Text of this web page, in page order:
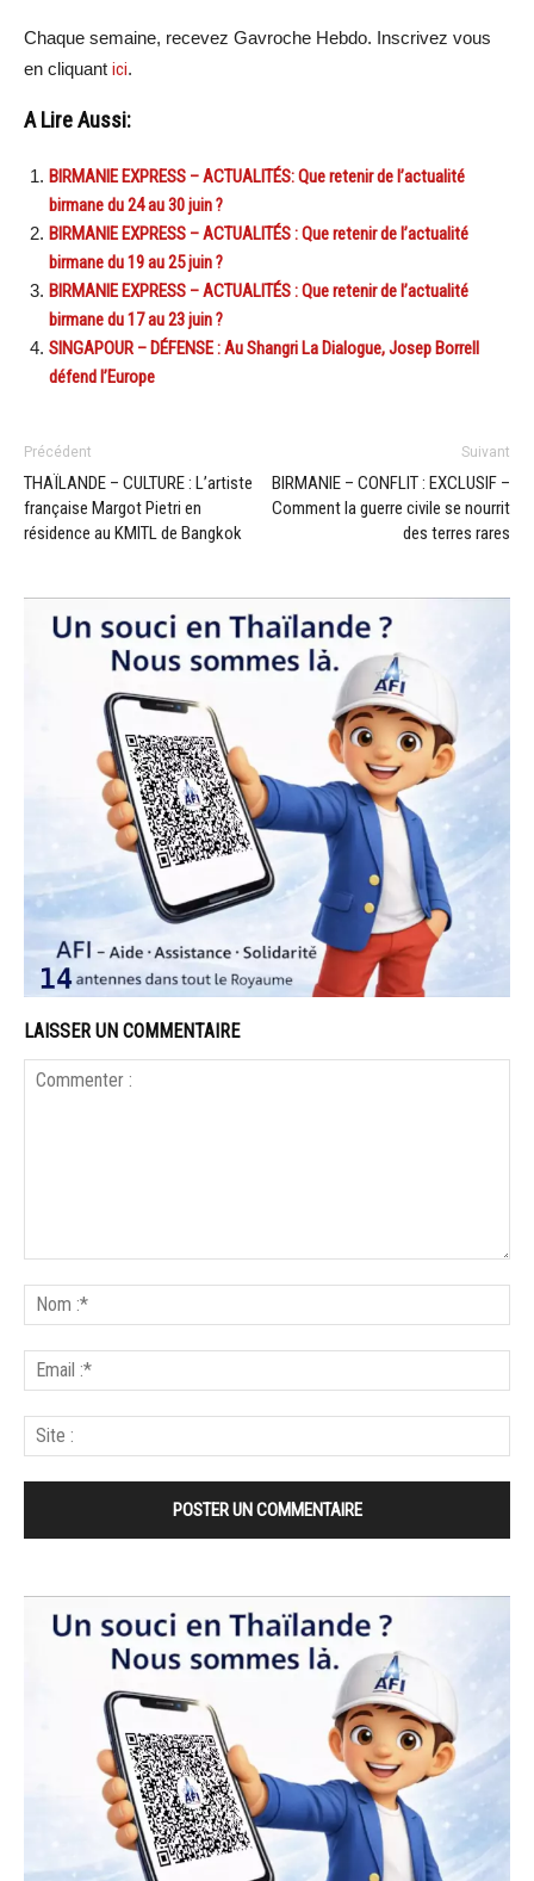
Chaque semaine, recevez Gavroche Hebdo. Inscrivez vous
en cliquant ici.
A Lire Aussi:
BIRMANIE EXPRESS – ACTUALITÉS: Que retenir de l’actualité
birmane du 24 au 30 juin ?
BIRMANIE EXPRESS – ACTUALITÉS : Que retenir de l’actualité
birmane du 19 au 25 juin ?
BIRMANIE EXPRESS – ACTUALITÉS : Que retenir de l’actualité
birmane du 17 au 23 juin ?
SINGAPOUR – DÉFENSE : Au Shangri La Dialogue, Josep Borrell
défend l’Europe
Précédent
THAÏLANDE – CULTURE : L’artiste
française Margot Pietri en
résidence au KMITL de Bangkok
Suivant
BIRMANIE – CONFLIT : EXCLUSIF –
Comment la guerre civile se nourrit
des terres rares
LAISSER UN COMMENTAIRE